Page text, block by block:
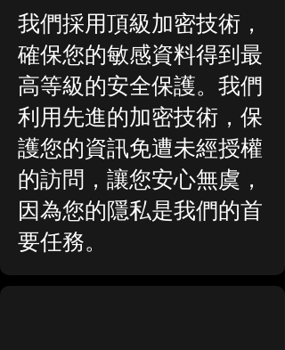
我們採用頂級加密技術，
確保您的敏感資料得到最
高等級的安全保護。我們
利用先進的加密技術，保
護您的資訊免遭未經授權
的訪問，讓您安心無虞，
因為您的隱私是我們的首
要任務。